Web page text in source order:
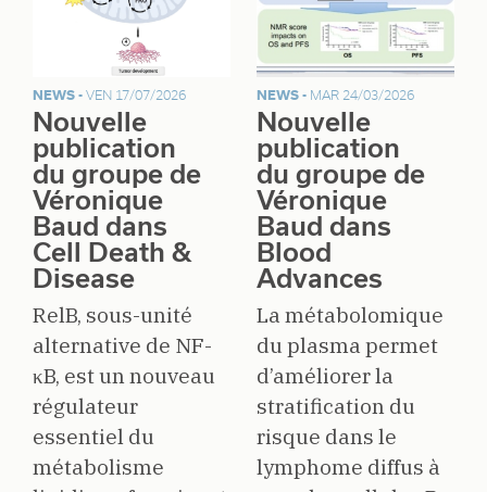
NEWS - VEN 17/07/2026
Nouvelle
publication
du groupe de
Véronique
Baud dans
Cell Death &
Disease
RelB, sous-unité
alternative de NF-
κB, est un nouveau
régulateur
essentiel du
métabolisme
NEWS - MAR 24/03/2026
Nouvelle
publication
du groupe de
Véronique
Baud dans
Blood
Advances
La métabolomique
du plasma permet
d’améliorer la
stratification du
risque dans le
lymphome diffus à